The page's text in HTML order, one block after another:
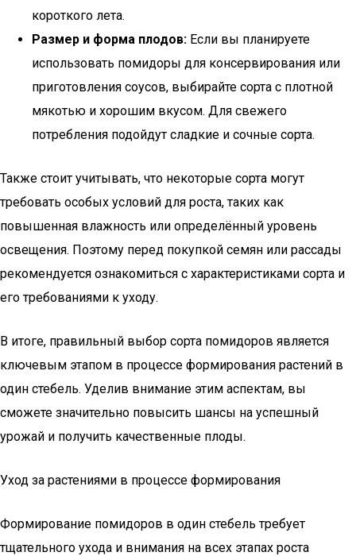
короткого лета.
Размер и форма плодов: Если вы планируете
использовать помидоры для консервирования или
приготовления соусов, выбирайте сорта с плотной
мякотью и хорошим вкусом. Для свежего
потребления подойдут сладкие и сочные сорта.
Также стоит учитывать, что некоторые сорта могут
требовать особых условий для роста, таких как
повышенная влажность или определённый уровень
освещения. Поэтому перед покупкой семян или рассады
рекомендуется ознакомиться с характеристиками сорта и
его требованиями к уходу.
В итоге, правильный выбор сорта помидоров является
ключевым этапом в процессе формирования растений в
один стебель. Уделив внимание этим аспектам, вы
сможете значительно повысить шансы на успешный
урожай и получить качественные плоды.
Уход за растениями в процессе формирования
Формирование помидоров в один стебель требует
тщательного ухода и внимания на всех этапах роста